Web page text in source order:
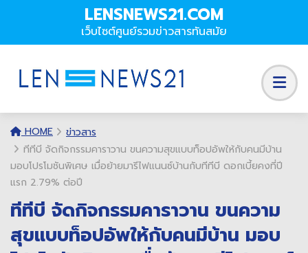
LENSNEWS21.COM
เว็บไซต์ศูนย์รวมข่าวสารทันสมัย
HOME
ข่าวสาร
ทีทีบี จัดกิจกรรมคาราวาน ขนความสุขแบบท็อปอัพให้กับคนมีบ้าน
มอบโปรโมชันพิเศษ เมื่อย้ายมารีไฟแนนซ์บ้านกับทีทีบี ดอกเบี้ยคงที่ปี
แรก 2.79% ต่อปี
ทีทีบี จัดกิจกรรมคาราวาน ขนความ
สุขแบบท็อปอัพให้กับคนมีบ้าน มอบ